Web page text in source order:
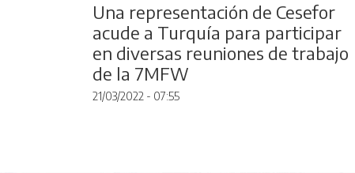
Una representación de Cesefor
acude a Turquía para participar
en diversas reuniones de trabajo
de la 7MFW
21/03/2022 - 07:55